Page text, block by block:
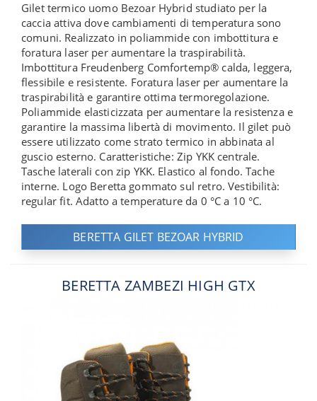
Gilet termico uomo Bezoar Hybrid studiato per la
caccia attiva dove cambiamenti di temperatura sono
comuni. Realizzato in poliammide con imbottitura e
foratura laser per aumentare la traspirabilità.
Imbottitura Freudenberg Comfortemp® calda, leggera,
flessibile e resistente. Foratura laser per aumentare la
traspirabilità e garantire ottima termoregolazione.
Poliammide elasticizzata per aumentare la resistenza e
garantire la massima libertà di movimento. Il gilet può
essere utilizzato come strato termico in abbinata al
guscio esterno. Caratteristiche: Zip YKK centrale.
Tasche laterali con zip YKK. Elastico al fondo. Tache
interne. Logo Beretta gommato sul retro. Vestibilità:
regular fit. Adatto a temperature da 0 °C a 10 °C.
BERETTA GILET BEZOAR HYBRID
BERETTA ZAMBEZI HIGH GTX